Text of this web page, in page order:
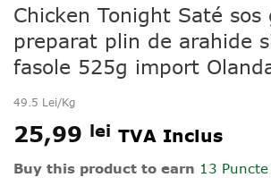
Chicken Tonight Saté sos
preparat plin de arahide
fasole 525g import
49.5 Lei/Kg
25,99 lei TVA Inclus
Buy this product to earn 13 Puncte